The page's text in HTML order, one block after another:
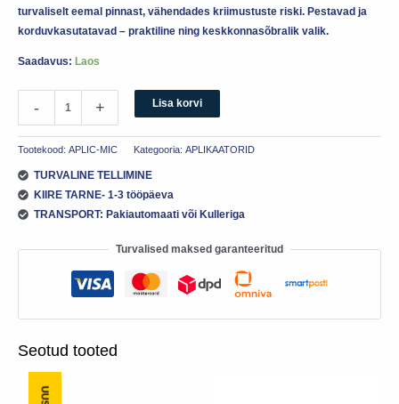
turvaliselt eemal pinnast, vähendades kriimustuste riski. Pestavad ja
korduvkasutatavad – praktiline ning keskkonnasõbralik valik.
Saadavus: Laos
- + Lisa korvi
Tootekood: APLIC-MIC Kategooria: APLIKAATORID
TURVALINE TELLIMINE
KIIRE TARNE- 1-3 tööpäeva
TRANSPORT: Pakiautomaati või Kulleriga
Turvalised maksed garanteeritud
Seotud tooted
UUS